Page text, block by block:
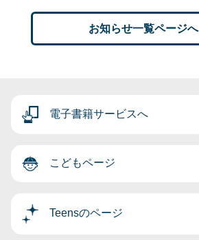
お知らせ一覧ページへ
電子書籍サービスへ
こどもページ
Teensのページ